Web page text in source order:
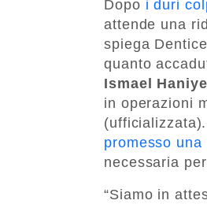
Dopo i duri
attende una
spiega
quanto
Ismael
in operazioni
promesso
necessaria
“Siamo in